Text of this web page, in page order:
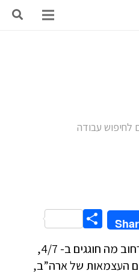
לחיפוש עבודה
Share
אם אשאל אדם אקראי ברחוב מה חוגגים ב- 4/7,
העצמאות של ארה”ב,